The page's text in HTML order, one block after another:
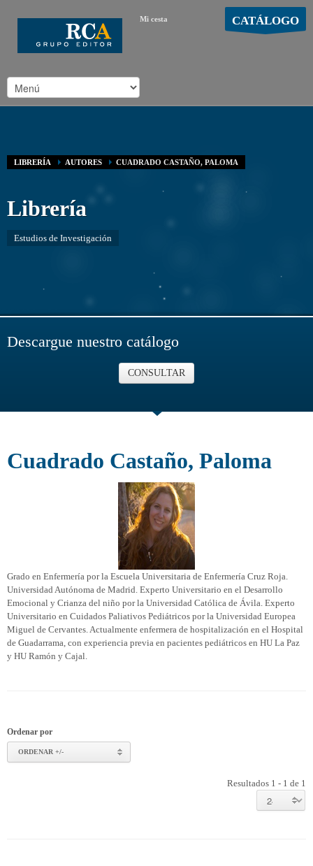
Mi cesta CATÁLOGO
LIBRERÍA AUTORES CUADRADO CASTAÑO, PALOMA
Librería
Estudios de Investigación
Descargue nuestro catálogo
CONSULTAR
Cuadrado Castaño, Paloma
Grado en Enfermería por la Escuela Universitaria de Enfermería Cruz Roja.
Universidad Autónoma de Madrid. Experto Universitario en el Desarrollo
Emocional y Crianza del niño por la Universidad Católica de Ávila. Experto
Universitario en Cuidados Paliativos Pediátricos por la Universidad Europea
Miguel de Cervantes. Actualmente enfermera de hospitalización en el Hospital
de Guadarrama, con experiencia previa en pacientes pediátricos en HU La Paz
y HU Ramón y Cajal.
Ordenar por
ORDENAR +/-
Resultados 1 - 1 de 1